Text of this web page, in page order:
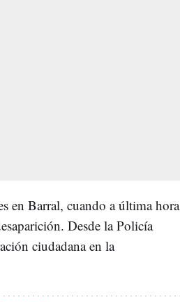
en Barral, cuando a última hora
Desde la Policía
ciudadana en la